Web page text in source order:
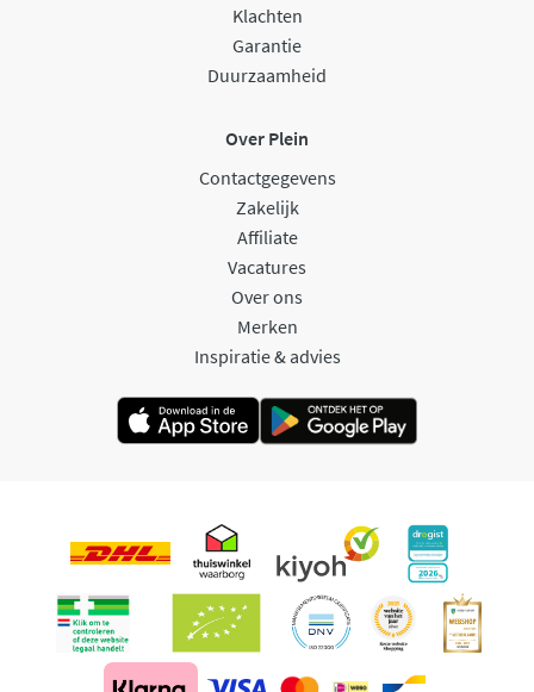
Klachten
Garantie
Duurzaamheid
Over Plein
Contactgegevens
Zakelijk
Affiliate
Vacatures
Over ons
Merken
Inspiratie & advies